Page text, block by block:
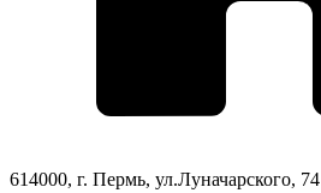
614000, г. Пермь, ул.Луначарского, 74